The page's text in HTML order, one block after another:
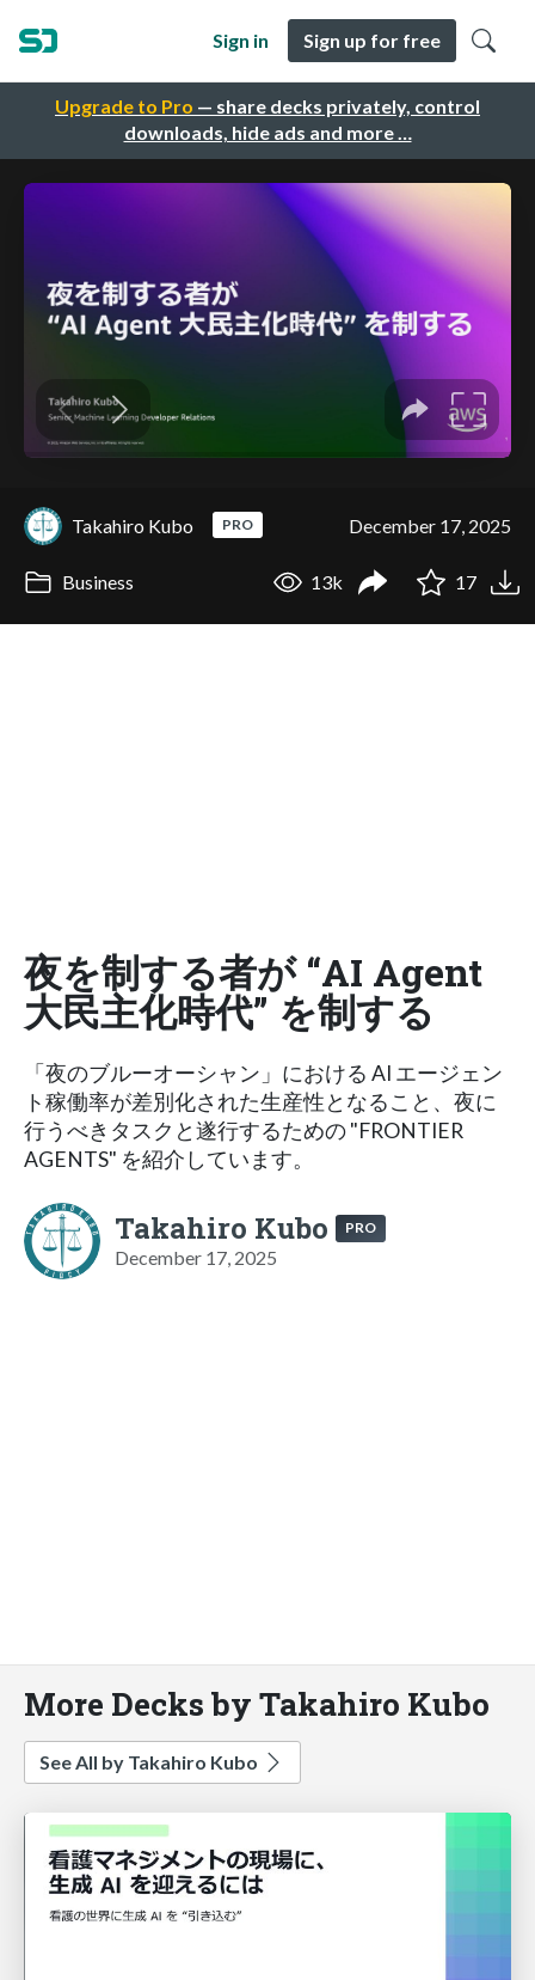
Upgrade to Pro — share decks privately, control
downloads, hide ads and more …
Sign in Sign up for free
Takahiro Kubo PRO December 17, 2025
Business 13k 17
夜を制する者が “AI Agent
大民主化時代” を制する
「夜のブルーオーシャン」における AI エージェン
ト稼働率が差別化された生産性となること、夜に
行うべきタスクと遂行するための "FRONTIER
AGENTS" を紹介しています。
Takahiro Kubo PRO
December 17, 2025
More Decks by Takahiro Kubo
See All by Takahiro Kubo